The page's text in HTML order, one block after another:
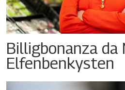
Billigbonanza da
Elfenbenkysten